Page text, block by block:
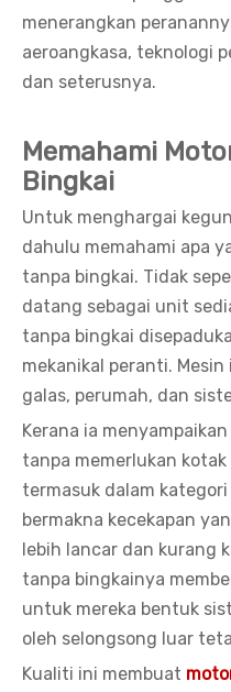
menerangkan
aeroangkasa, teknologi
dan seterusnya.
Memahami
Bingkai
Untuk menghargai
dahulu memahami apa
tanpa bingkai. Tidak
datang sebagai unit
tanpa bingkai
mekanikal peranti.
galas, perumah, dan
Kerana ia
tanpa memerlukan
termasuk dalam
bermakna kecekapan
lebih lancar dan kurang
tanpa bingkainya
untuk mereka bentuk
oleh selongsong luar
Kualiti ini membuat